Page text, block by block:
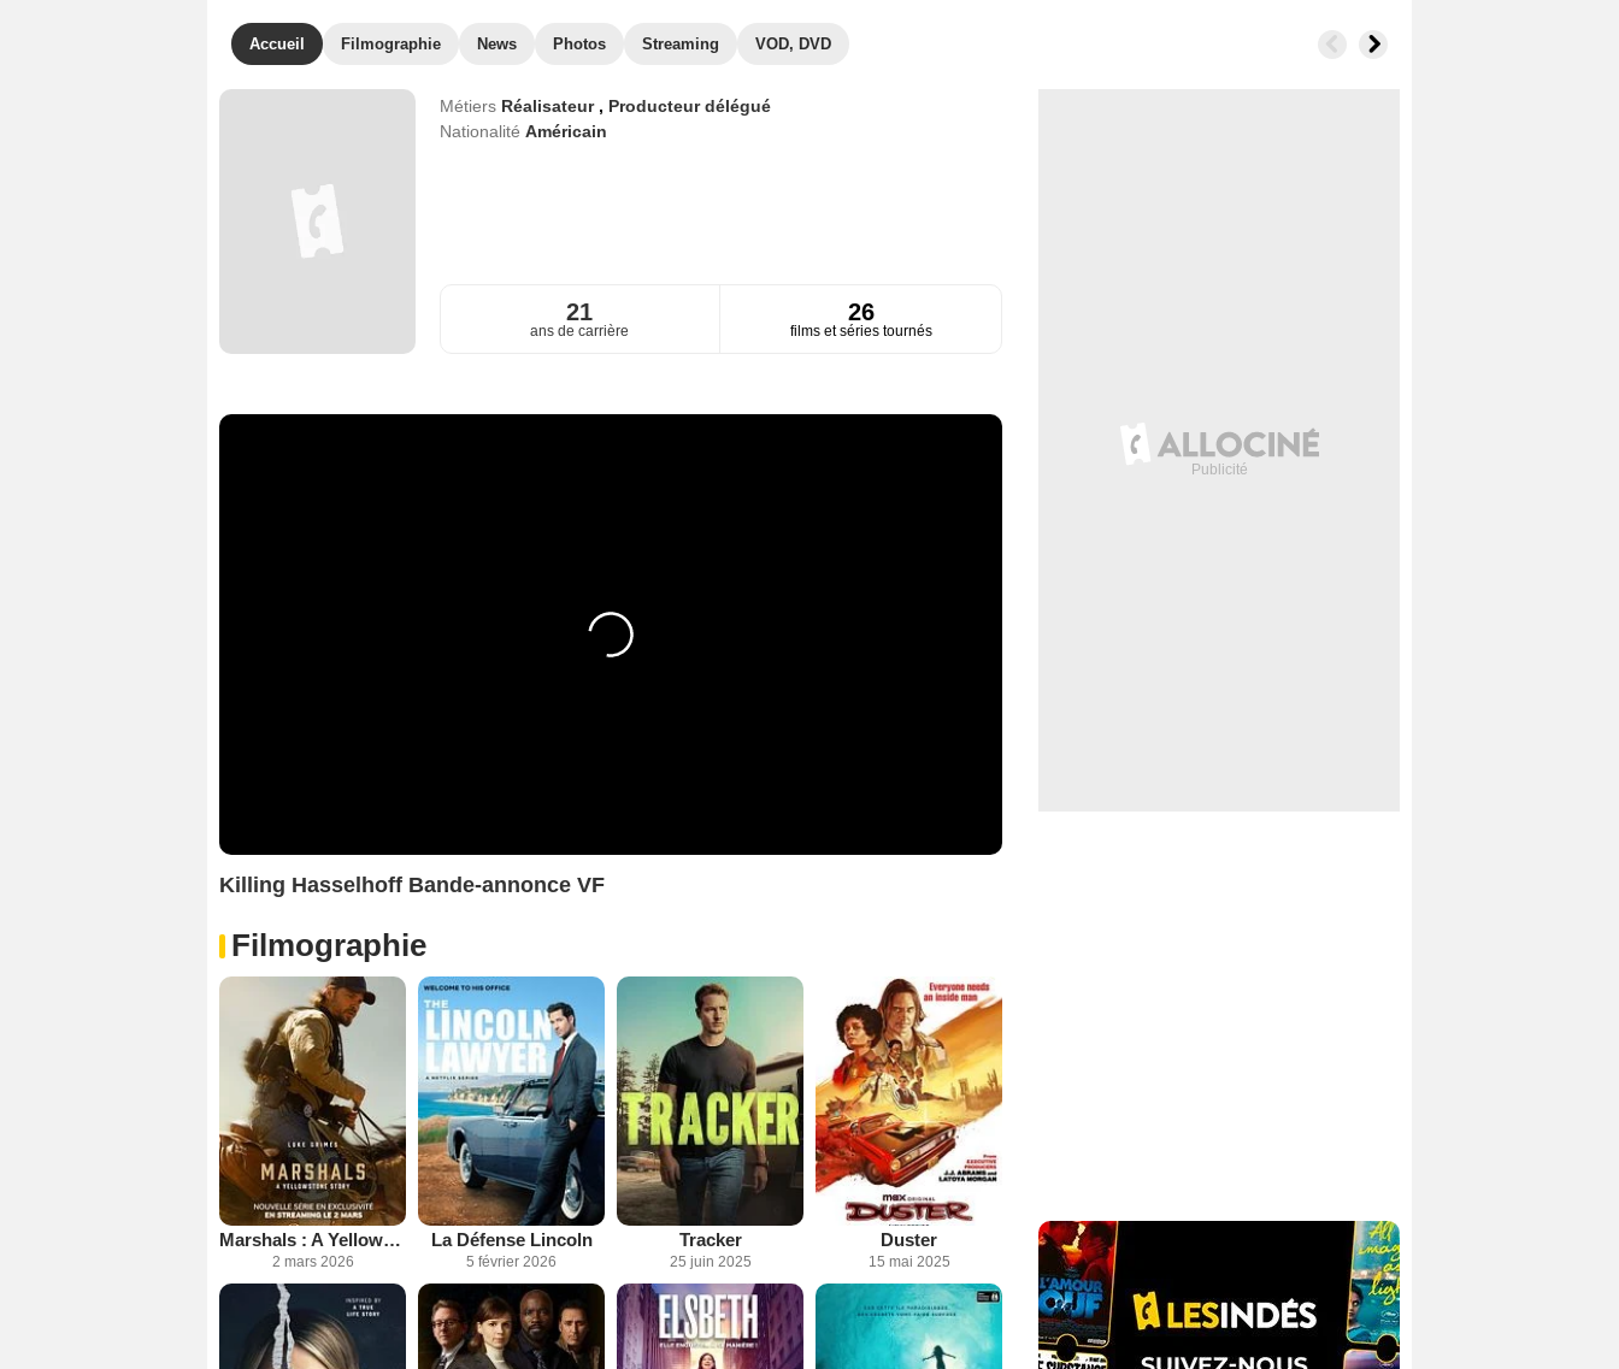
Accueil Filmographie News Photos Streaming VOD, DVD
Métiers Réalisateur , Producteur délégué
Nationalité Américain
21
ans de carrière
26
films et séries tournés
Killing Hasselhoff Bande-annonce VF
Filmographie
Marshals : A Yellowstone Story
2 mars 2026
La Défense Lincoln
5 février 2026
Tracker
25 juin 2025
Duster
15 mai 2025